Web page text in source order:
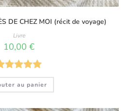
DE CHEZ MOI (récit de voyage)
Livre
10,00 €
Note5.00
sur 5
au panier